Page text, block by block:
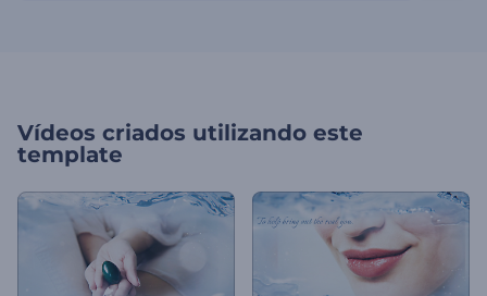
Vídeos criados utilizando este
template